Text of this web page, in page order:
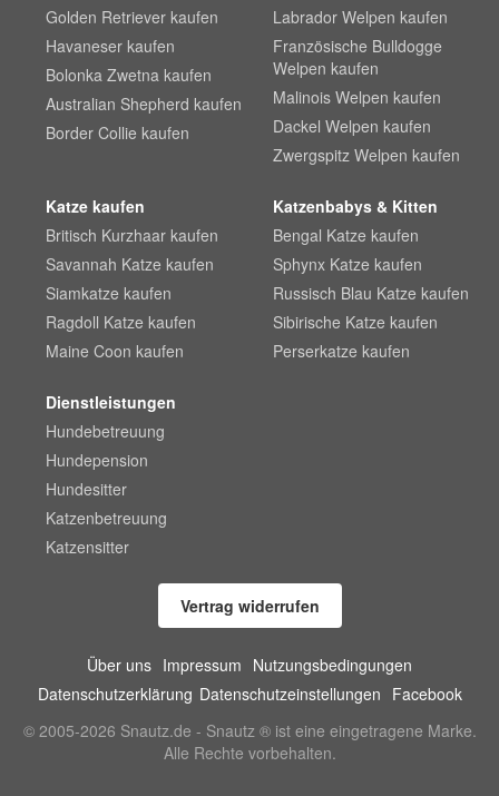
Golden Retriever kaufen
Havaneser kaufen
Bolonka Zwetna kaufen
Australian Shepherd kaufen
Border Collie kaufen
Labrador Welpen kaufen
Französische Bulldogge
Welpen kaufen
Malinois Welpen kaufen
Dackel Welpen kaufen
Zwergspitz Welpen kaufen
Katze kaufen
Britisch Kurzhaar kaufen
Savannah Katze kaufen
Siamkatze kaufen
Ragdoll Katze kaufen
Maine Coon kaufen
Katzenbabys & Kitten
Bengal Katze kaufen
Sphynx Katze kaufen
Russisch Blau Katze kaufen
Sibirische Katze kaufen
Perserkatze kaufen
Dienstleistungen
Hundebetreuung
Hundepension
Hundesitter
Katzenbetreuung
Katzensitter
Vertrag widerrufen
Über uns Impressum Nutzungsbedingungen
Datenschutzerklärung Datenschutzeinstellungen Facebook
© 2005-2026 Snautz.de - Snautz ® ist eine eingetragene Marke.
Alle Rechte vorbehalten.